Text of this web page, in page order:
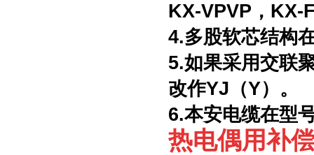
KX-VPVP，KX-
4.多股软芯结构
5.如果采用交联
改作YJ（Y）。
6.本安电缆在型
热电偶用补